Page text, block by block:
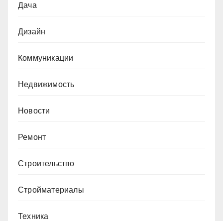
Дача
Дизайн
Коммуникации
Недвижимость
Новости
Ремонт
Строительство
Стройматериалы
Техника